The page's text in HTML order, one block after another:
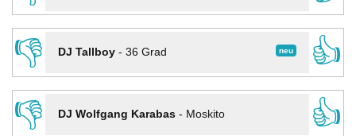
👎
neu
DJ Tallboy- 36 Grad
👍
👎
DJ Wolfgang Karabas- Moskito
👍